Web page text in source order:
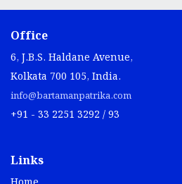
Office
6, J.B.S. Haldane Avenue,
Kolkata 700 105, India.
info@bartamanpatrika.com
+91 - 33 2251 3292 / 93
Links